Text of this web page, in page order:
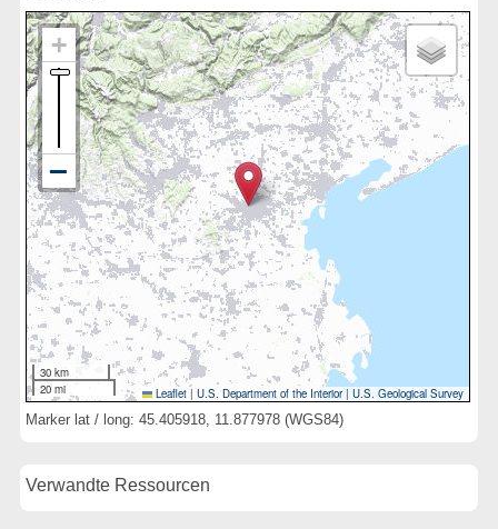
30 km
20 mi
Leaflet | U.S. Department of the Interior|U.S. Geological Survey
Marker lat / long: 45.405918, 11.877978 (WGS84)
Verwandte Ressourcen